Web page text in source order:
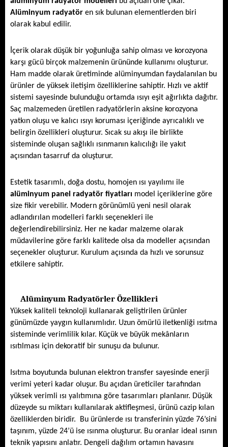
Alüminyum radyatör en sık bulunan elementlerden biri
olarak kabul edilir.
İçerik olarak düşük bir yoğunluğa sahip olması ve korozyona
karşı gücü birçok malzemenin ürününde kullanımı oluşturur.
Ham madde olarak üretiminde alüminyumdan faydalanılan bu
ürünler de yüksek iletişim özelliklerine sahiptir. Hızlı ve aktif
sistemi sayesinde bulunduğu ortamda ısıyı eşit ağırlıkta dağıtır.
Saç malzemeden üretilen radyatörlerin aksine korozyona
yatkın oluşu ve kalıcı ısıyı koruması içeriğinde ayrıcalıklı ve
belirgin özellikleri oluşturur. Sıcak su akışı ile birlikte
sisteminde oluşan sağlıklı ısınmanın kalıcılığı ile yakıt
açısından tasarruf da oluşturur.
alüminyum panel radyatör fiyatları model içeriklerine göre
size fikir verebilir. Modern görünümlü yeni nesil olarak
adlandırılan modelleri farklı seçenekleri ile
değerlendirebilirsiniz. Her ne kadar malzeme olarak
müdavilerine göre farklı kalitede olsa da modeller açısından
seçenekler oluşturur. Kurulum açısında da hızlı ve sorunsuz
etkilere sahiptir.
Alüminyum Radyatörler Özellikleri
Yüksek kaliteli teknoloji kullanarak geliştirilen ürünler
günümüzde yaygın kullanımlıdır. Uzun ömürlü iletkenliği ısıtma
sisteminde verimlilik kılar. Küçük ve büyük mekânların
ısıtılması için dekoratif bir sunuşu da bulunur.
Isıtma boyutunda bulunan elektron transfer sayesinde enerji
verimi yeteri kadar oluşur. Bu açıdan üreticiler tarafından
yüksek verimli ısı yalıtımına göre tasarımları planlanır. Düşük
düzeyde su miktarı kullanılarak aktifleşmesi, ürünü cazip kılan
özelliklerden biridir.  Bu ürünlerde ısı transferinin yüzde 76’sini
taşınım, yüzde 24’ü ise ısınma oluşturur. Bu oranlar ideal ısının
teknik yapısını anlatır. Dengeli dağılım ortamın havasını